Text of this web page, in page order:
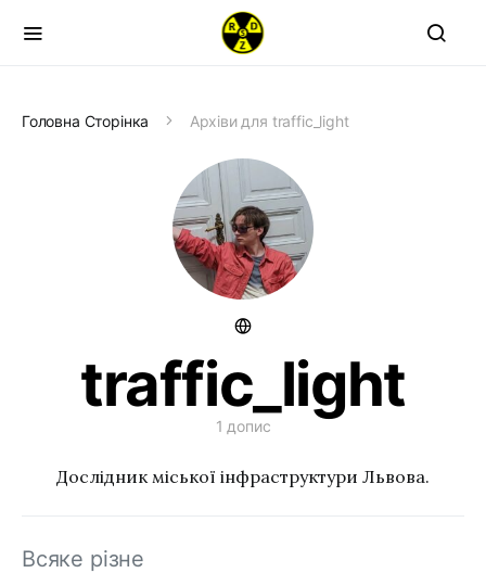
Головна Сторінка Архіви для traffic_light
traffic_light
1 допис
Дослідник міської інфраструктури Львова.
Всяке різне